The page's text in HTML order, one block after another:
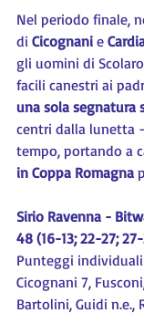
Nel periodo finale,
di Cicognani e
gli uomini di
facili canestri ai
una sola segnatura
centri dalla lunetta
tempo, portando a
in Coppa Romagna
Sirio Ravenna -
48 (16-13; 22-27;
Punteggi individuali
Cicognani 7,
Bartolini, Guidi n.e.,